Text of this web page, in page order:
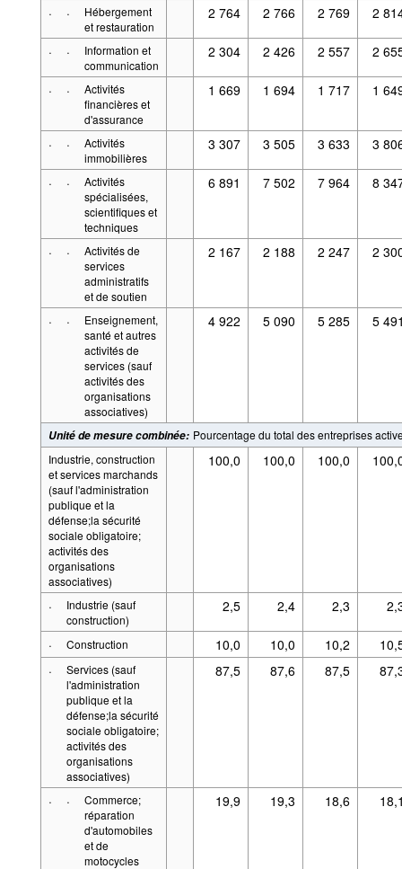
· ·
Hébergement
et restauration
2 764 2 766 2 769 2
· ·
Information et
communication
2 304 2 426 2 557 2
· ·
Activités
financières et
d'assurance
1 669 1 694 1 717 1
· ·
Activités
immobilières
3 307 3 505 3 633 3
· ·
Activités
spécialisées,
scientifiques et
techniques
6 891 7 502 7 964 8
· ·
Activités de
services
administratifs
et de soutien
2 167 2 188 2 247 2
· ·
Enseignement,
santé et autres
activités de
services (sauf
activités des
organisations
associatives)
4 922 5 090 5 285 5
Unité de mesure combinée: Pourcentage du total des entreprises
Industrie, construction
et services marchands
(sauf l'administration
publique et la
défense;la sécurité
sociale obligatoire;
activités des
organisations
associatives)
100,0 100,0 100,0
·
Industrie (sauf
construction)
2,5 2,4 2,3
· Construction 10,0 10,0 10,2
·
Services (sauf
l'administration
publique et la
défense;la sécurité
sociale obligatoire;
activités des
organisations
associatives)
87,5 87,6 87,5
· ·
Commerce;
réparation
d'automobiles
et de
motocycles
19,9 19,3 18,6